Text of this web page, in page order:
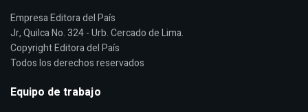
Empresa Editora del País
Jr, Quilca No. 324 - Urb. Cercado de Lima.
Copyright Editora del País
Todos los derechos reservados
Equipo de trabajo